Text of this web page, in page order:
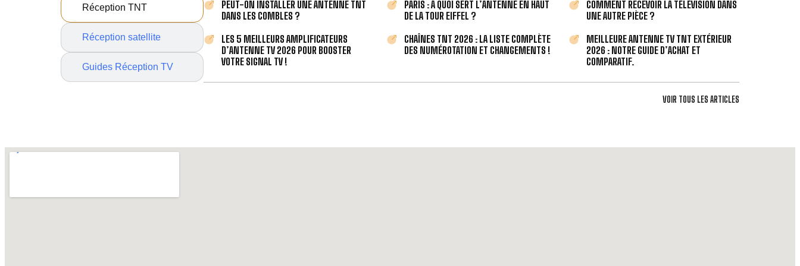
Réception TNT
Réception satellite
Guides Réception TV
PEUT-ON INSTALLER UNE ANTENNE TNT
DANS LES COMBLES ?
PARIS : À QUOI SERT L’ANTENNE EN HAUT
DE LA TOUR EIFFEL ?
COMMENT RECEVOIR LA TÉLÉVISION DANS
UNE AUTRE PIÈCE ?
LES 5 MEILLEURS AMPLIFICATEURS
D’ANTENNE TV 2026 POUR BOOSTER
VOTRE SIGNAL TV !
CHAÎNES TNT 2026 : LA LISTE COMPLÈTE
DES NUMÉROTATION ET CHANGEMENTS !
MEILLEURE ANTENNE TV TNT EXTÉRIEUR
2026 : NOTRE GUIDE D’ACHAT ET
COMPARATIF.
VOIR TOUS LES ARTICLES